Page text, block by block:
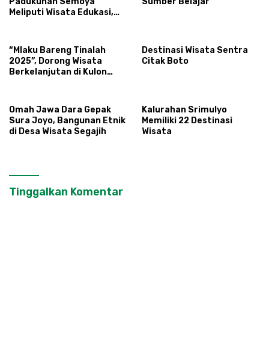
Meliputi Wisata Edukasi,
“Mlaku Bareng Tinalah
2025”, Dorong Wisata
Berkelanjutan di Kulon
Destinasi Wisata Sentra
Citak Boto
Omah Jawa Dara Gepak
Sura Joyo, Bangunan Etnik
di Desa Wisata Segajih
Kalurahan Srimulyo
Memiliki 22 Destinasi
Wisata
Tinggalkan Komentar